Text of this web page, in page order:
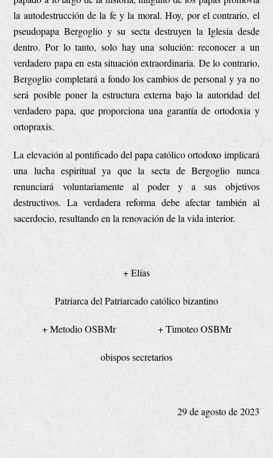
la autodestrucción de la fe y la moral. Hoy, por el contrario, el
pseudopapa Bergoglio y su secta destruyen la Iglesia desde
dentro. Por lo tanto, solo hay una solución: reconocer a un
verdadero papa en esta situación extraordinaria. De lo contrario,
Bergoglio completará a fondo los cambios de personal y ya no
será posible poner la estructura externa bajo la autoridad del
verdadero papa, que proporciona una garantía de ortodoxia y
ortopraxis.
La elevación al pontificado del papa católico ortodoxo implicará
una lucha espiritual ya que la secta de Bergoglio nunca
renunciará voluntariamente al poder y a sus objetivos
destructivos. La verdadera reforma debe afectar también al
sacerdocio, resultando en la renovación de la vida interior.
+ Elías
Patriarca del Patriarcado católico bizantino
+ Metodio OSBMr + Timoteo OSBMr
obispos secretarios
29 de agosto de 2023